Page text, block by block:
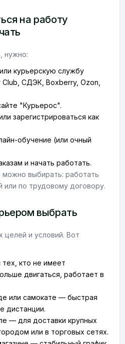
на работу
нужно:
курьерскую службу
СДЭК, Boxberry, Ozon,
"Курьерос".
зарегистрироваться как
обучение (или очный
и начать работать.
выбирать: работать
или по трудовому договору.
выбрать
целей и условий. Вот
кто не имеет
двигаться, работает в
или самокате — быстрая
дистанции.
— для доставки крупных
или в торговых сетях.